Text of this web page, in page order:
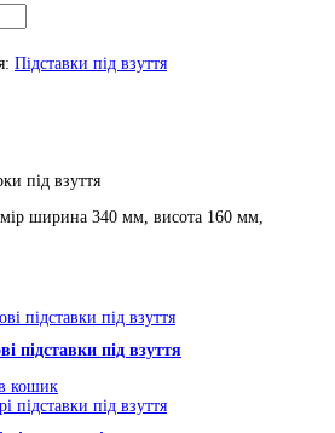
Підставки під взуття
під взуття
ширина 340 мм, висота 160 мм,
підставки під взуття
кошик